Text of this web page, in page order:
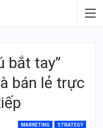
bắt tay”
bán lẻ trực
MARKETING STRATEGY